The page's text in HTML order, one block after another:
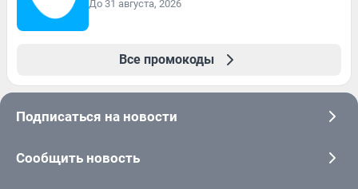
До 31 августа, 2026
Все промокоды
Подписаться на новости
Сообщить новость